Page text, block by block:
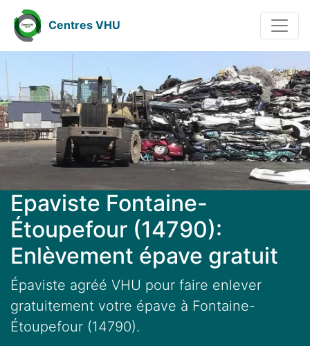
Centres VHU
Epaviste Fontaine-
Étoupefour (14790):
Enlèvement épave gratuit
Épaviste agréé VHU pour faire enlever
gratuitement votre épave à Fontaine-
Étoupefour (14790).